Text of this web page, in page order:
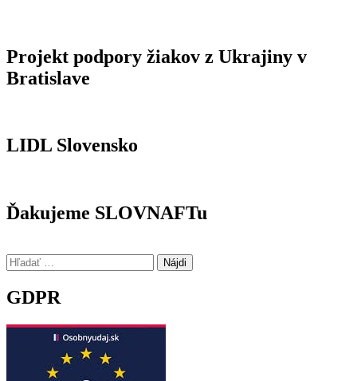
Projekt podpory žiakov z Ukrajiny v
Bratislave
LIDL Slovensko
Ďakujeme SLOVNAFTu
Hľadať:
GDPR